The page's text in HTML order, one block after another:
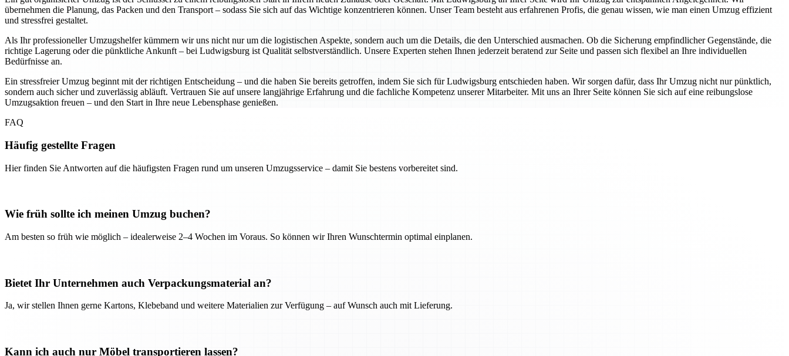
übernehmen die Planung, das Packen und den Transport – sodass Sie sich auf das Wichtige konzentrieren können. Unser Team besteht aus erfahrenen Profis, die genau wissen, wie man einen Umzug effizient
und stressfrei gestaltet.
Als Ihr professioneller Umzugshelfer kümmern wir uns nicht nur um die logistischen Aspekte, sondern auch um die Details, die den Unterschied ausmachen. Ob die Sicherung empfindlicher Gegenstände, die
richtige Lagerung oder die pünktliche Ankunft – bei Ludwigsburg ist Qualität selbstverständlich. Unsere Experten stehen Ihnen jederzeit beratend zur Seite und passen sich flexibel an Ihre individuellen
Bedürfnisse an.
Ein stressfreier Umzug beginnt mit der richtigen Entscheidung – und die haben Sie bereits getroffen, indem Sie sich für Ludwigsburg entschieden haben. Wir sorgen dafür, dass Ihr Umzug nicht nur pünktlich,
sondern auch sicher und zuverlässig abläuft. Vertrauen Sie auf unsere langjährige Erfahrung und die fachliche Kompetenz unserer Mitarbeiter. Mit uns an Ihrer Seite können Sie sich auf eine reibungslose
Umzugsaktion freuen – und den Start in Ihre neue Lebensphase genießen.
FAQ
Häufig gestellte Fragen
Hier finden Sie Antworten auf die häufigsten Fragen rund um unseren Umzugsservice – damit Sie bestens vorbereitet sind.
Wie früh sollte ich meinen Umzug buchen?
Am besten so früh wie möglich – idealerweise 2–4 Wochen im Voraus. So können wir Ihren Wunschtermin optimal einplanen.
Bietet Ihr Unternehmen auch Verpackungsmaterial an?
Ja, wir stellen Ihnen gerne Kartons, Klebeband und weitere Materialien zur Verfügung – auf Wunsch auch mit Lieferung.
Kann ich auch nur Möbel transportieren lassen?